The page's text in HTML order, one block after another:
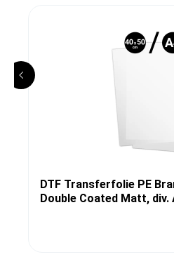
DTF Transferfolie PE
Double Coated Matt,